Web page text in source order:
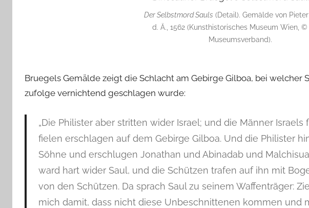
Der Selbstmord Sauls (Detail). Gemälde von
d. Ä., 1562 (Kunsthistorisches Museum Wien, ©
Museumsverband).
Bruegels Gemälde zeigt die Schlacht am Gebirge Gilboa, bei welcher
zufolge vernichtend geschlagen wurde:
„Die Philister aber stritten wider Israel; und die Männer
fielen erschlagen auf dem Gebirge Gilboa. Und die Philister
Söhne und erschlugen Jonathan und Abinadab und
ward hart wider Saul, und die Schützen trafen auf ihn mit
von den Schützen. Da sprach Saul zu seinem Waffenträger:
mich damit, dass nicht diese Unbeschnittenen kommen und